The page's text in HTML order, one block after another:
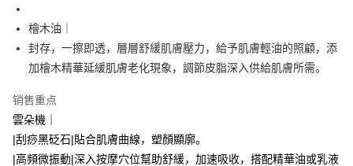
【缴款方式说明】
1. 分期款项不并入电信账单，“大哥付你分期”于每月结算日后寄送缴费提醒
短信。
2. 通过短信链接打开账单后，可选择 “超商条码／台湾大直营门市／银行转
账／街口支付／iPASS MONEY”等通路缴费。
【注意事项】
1. 本服务系由 “台湾大哥大股份有限公司”所提供，让用户于交易时，得通过
本服务购买商品或服务，并由商店将买卖／分期付款买卖价金债权让与本公
司后，依约使用本公司账单缴交账款。
2. 基于同意付款使用 “大哥付你分期”之契约关系目的，商店将以您的个人资
AFTEE APP推播通知。
5. 收到商品當下無需繳費，確認無誤後，請再利用繳費通知簡訊或AFTEE
APP於四大便利商店‧ATM/網銀等方式進行付款。
請留意繳費期限為 14 天。唯有下載 AFTEE App 成為 AFTEE 會員者方能享
繳費期限，為商家向您請款的時間，再加上使用AFTEE可延長的天數所計算
出。使用AFTEE下訂可以延長您收到商品前的繳費天數，但無法保證一定能
夠在期限內收到商品(例如:預購商品或預計到貨時間較長者)。因此無論收到
商品與否，仍需要請您在AFTEE規定的時間內完成繳費。
全家付款取貨
每笔NT$70，满NT$1,000(含以上)免运费
付款後全家取貨
每笔NT$70，满NT$1,000(含以上)免运费
萊爾富取貨付款
每笔NT$70，满NT$1,000(含以上)免运费
檜木油｜
封存，一擦即透，層層舒緩肌膚壓力，給予肌膚輕油的照顧，添
加檜木精華延緩肌膚老化現象，調節皮脂深入供給肌膚所需。
销售重点
雲朵機｜
|刮痧黑砭石|貼合肌膚曲線，塑顏顯廓。
|高頻微振動|深入按摩穴位幫助舒緩，加速吸收，搭配精華油或乳液